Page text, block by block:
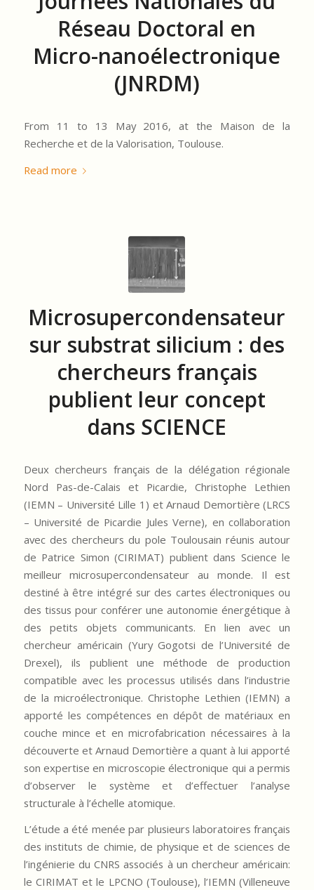
Réseau Doctoral en
Micro-nanoélectronique
(JNRDM)
From 11 to 13 May 2016, at the Maison de la
Recherche et de la Valorisation, Toulouse.
Read more
Microsupercondensateur
sur substrat silicium : des
chercheurs français
publient leur concept
dans SCIENCE
Deux chercheurs français de la délégation régionale
Nord Pas-de-Calais et Picardie, Christophe Lethien
(IEMN – Université Lille 1) et Arnaud Demortière (LRCS
– Université de Picardie Jules Verne), en collaboration
avec des chercheurs du pole Toulousain réunis autour
de Patrice Simon (CIRIMAT) publient dans Science le
meilleur microsupercondensateur au monde. Il est
destiné à être intégré sur des cartes électroniques ou
des tissus pour conférer une autonomie énergétique à
des petits objets communicants. En lien avec un
chercheur américain (Yury Gogotsi de l’Université de
Drexel), ils publient une méthode de production
compatible avec les processus utilisés dans l’industrie
de la microélectronique. Christophe Lethien (IEMN) a
apporté les compétences en dépôt de matériaux en
couche mince et en microfabrication nécessaires à la
découverte et Arnaud Demortière a quant à lui apporté
son expertise en microscopie électronique qui a permis
d’observer le système et d’effectuer l’analyse
structurale à l’échelle atomique.
L’étude a été menée par plusieurs laboratoires français
des instituts de chimie, de physique et de sciences de
l’ingénierie du CNRS associés à un chercheur américain:
le CIRIMAT et le LPCNO (Toulouse), l’IEMN (Villeneuve